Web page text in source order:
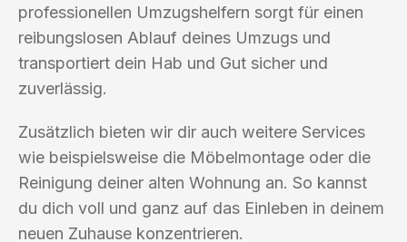
professionellen Umzugshelfern sorgt für einen
reibungslosen Ablauf deines Umzugs und
transportiert dein Hab und Gut sicher und
zuverlässig.
Zusätzlich bieten wir dir auch weitere Services
wie beispielsweise die Möbelmontage oder die
Reinigung deiner alten Wohnung an. So kannst
du dich voll und ganz auf das Einleben in deinem
neuen Zuhause konzentrieren.